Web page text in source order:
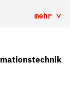
mehr